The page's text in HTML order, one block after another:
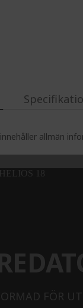
innehåller allmän